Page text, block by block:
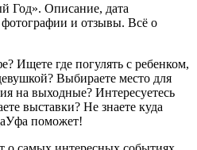
Год». Описание, дата
и отзывы. Всё о
Ищете где погулять с ребенком,
Выбираете место для
на выходные? Интересуетесь
выставки? Не знаете куда
поможет!